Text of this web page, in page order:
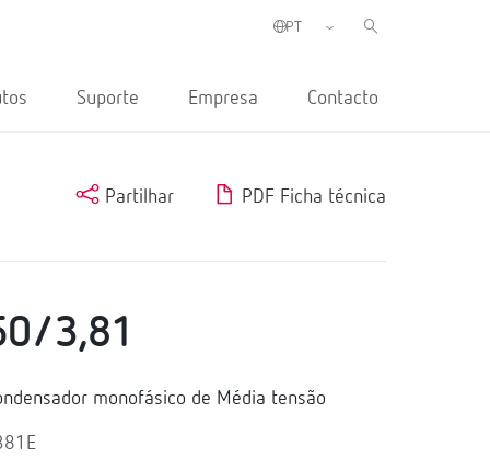
Suporte Empresa Contacto
Partilhar PDF Ficha técnica
3,81
monofásico de Média tensão